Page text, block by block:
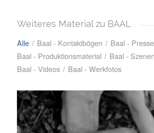
Weiteres Material zu BAAL
Alle / Baal - Kontaktbögen / Baal - Presse
Baal - Produktionsmaterial / Baal -
Baal - Videos / Baal - Werkfotos